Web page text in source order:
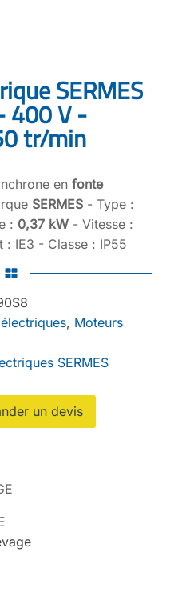
SERMES
400 V -
tr/min
en fonte
SERMES - Type :
: 0,37 kW - Vitesse :
: IE3 - Classe : IP55
, Moteurs
SERMES
un devis